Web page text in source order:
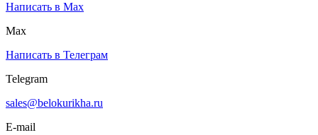
Написать в Max
Max
Написать в Телеграм
Telegram
sales@belokurikha.ru
E-mail